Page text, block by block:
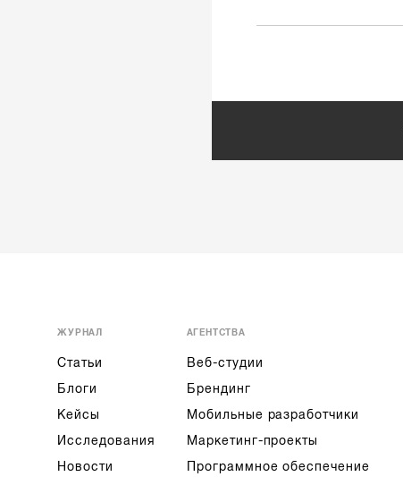
ЖУРНАЛ
Статьи
Блоги
Кейсы
Исследования
Новости
АГЕНТСТВА
Веб-студии
Брендинг
Мобильные разработчики
Маркетинг-проекты
Программное обеспечение